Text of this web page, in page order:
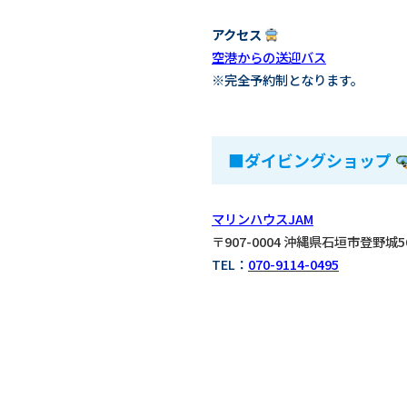
アクセス
空港からの送迎バス
※完全予約制となります。
■ダイビングショップ
マリンハウスJAM
〒907-0004 沖縄県石垣市登野城
TEL： 070-9114-0495